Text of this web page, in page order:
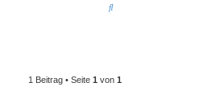
S
e
1 Beitrag • Seite 1 von 1